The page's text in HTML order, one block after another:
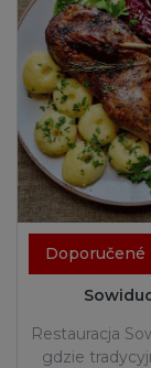
Doporučené
Restauracja
gdzie